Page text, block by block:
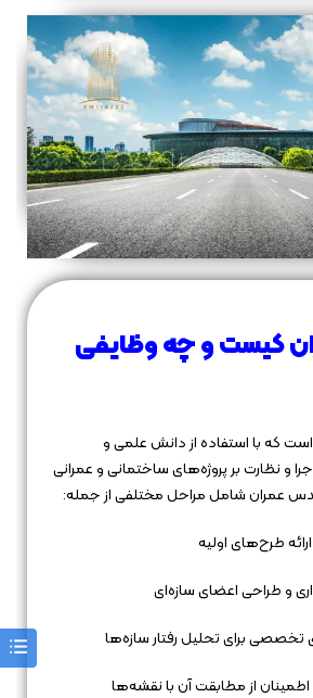
کیست و چه وظایفی
که با استفاده از دانش علمی و
و نظارت بر پروژه‌های ساختمانی و عمرانی
عمران شامل مراحل مختلفی از جمله:
طرح‌های اولیه
و طراحی اعضای سازه‌ای
تخصصی برای تحلیل رفتار سازه‌ها
اطمینان از مطابقت آن با نقشه‌ها